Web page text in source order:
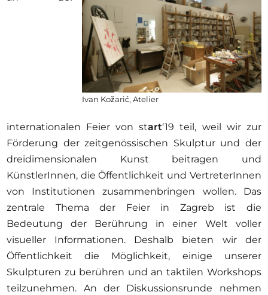
Ivan Kožarić, Atelier
internationalen Feier von start‘19 teil, weil wir zur
Förderung der zeitgenössischen Skulptur und der
dreidimensionalen Kunst beitragen und
KünstlerInnen, die Öffentlichkeit und VertreterInnen
von Institutionen zusammenbringen wollen. Das
zentrale Thema der Feier in Zagreb ist die
Bedeutung der Berührung in einer Welt voller
visueller Informationen. Deshalb bieten wir der
Öffentlichkeit die Möglichkeit, einige unserer
Skulpturen zu berühren und an taktilen Workshops
teilzunehmen. An der Diskussionsrunde nehmen